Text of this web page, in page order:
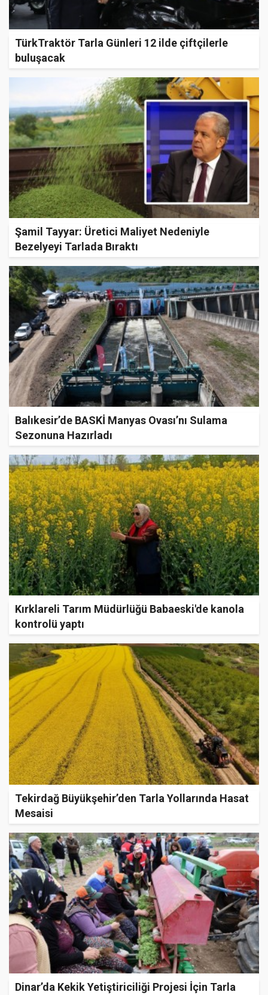
TürkTraktör Tarla Günleri 12 ilde çiftçilerle
buluşacak
Şamil Tayyar: Üretici Maliyet Nedeniyle
Bezelyeyi Tarlada Bıraktı
Balıkesir’de BASKİ Manyas Ovası’nı Sulama
Sezonuna Hazırladı
Kırklareli Tarım Müdürlüğü Babaeski'de kanola
kontrolü yaptı
Tekirdağ Büyükşehir’den Tarla Yollarında Hasat
Mesaisi
Dinar’da Kekik Yetiştiriciliği Projesi İçin Tarla